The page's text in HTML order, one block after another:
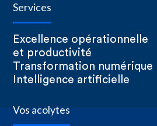
Services
Excellence opérationnelle
et productivité
Transformation numérique
Intelligence artificielle
Vos acolytes